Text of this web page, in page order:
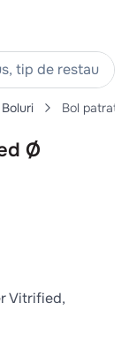
restaurant,
Boluri Bol patrat
Ø
Vitrified,